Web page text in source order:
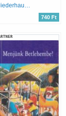
740 Ft